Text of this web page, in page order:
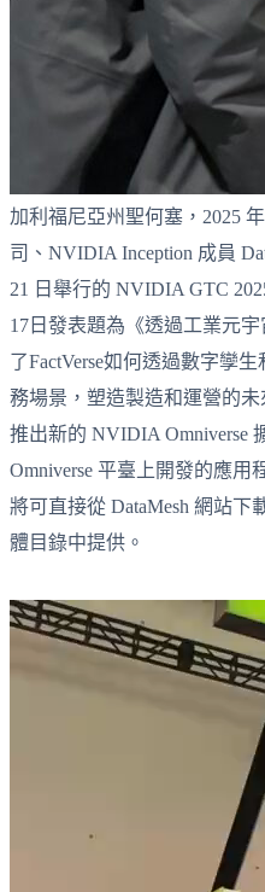
加利福尼亞州聖何塞，2025
司、NVIDIA Inception 成員
21 日舉行的 NVIDIA GTC
17日發表題為《透過工業元
了FactVerse如何透過數字孿
務場景，塑造製造和運營的未
推出新的 NVIDIA Omniverse
Omniverse 平臺上開發的應
將可直接從 DataMesh 網站
體目錄中提供。